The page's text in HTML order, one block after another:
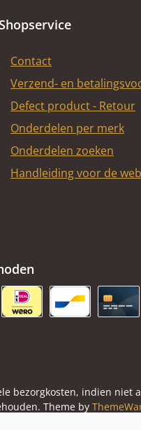
Contact
Verzend- en
Defect product - Retour
Onderdelen per merk
Onderdelen zoeken
Handleiding voor de
bezorgkosten, indien niet
Theme by